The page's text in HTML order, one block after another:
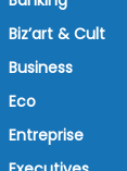
Biz’art & Cult
Business
Eco
Entreprise